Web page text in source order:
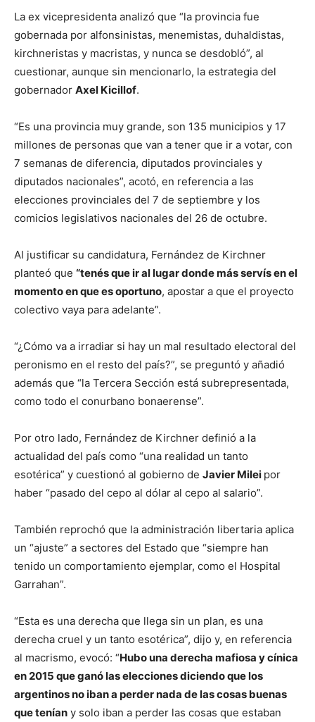
La ex vicepresidenta analizó que “la provincia fue
gobernada por alfonsinistas, menemistas, duhaldistas,
kirchneristas y macristas, y nunca se desdobló”, al
cuestionar, aunque sin mencionarlo, la estrategia del
gobernador Axel Kicillof.
“Es una provincia muy grande, son 135 municipios y 17
millones de personas que van a tener que ir a votar, con
7 semanas de diferencia, diputados provinciales y
diputados nacionales”, acotó, en referencia a las
elecciones provinciales del 7 de septiembre y los
comicios legislativos nacionales del 26 de octubre.
Al justificar su candidatura, Fernández de Kirchner
planteó que “tenés que ir al lugar donde más servís en el
momento en que es oportuno, apostar a que el proyecto
colectivo vaya para adelante”.
“¿Cómo va a irradiar si hay un mal resultado electoral del
peronismo en el resto del país?”, se preguntó y añadió
además que “la Tercera Sección está subrepresentada,
como todo el conurbano bonaerense”.
Por otro lado, Fernández de Kirchner definió a la
actualidad del país como “una realidad un tanto
esotérica” y cuestionó al gobierno de Javier Milei por
haber “pasado del cepo al dólar al cepo al salario”.
También reprochó que la administración libertaria aplica
un “ajuste” a sectores del Estado que “siempre han
tenido un comportamiento ejemplar, como el Hospital
Garrahan”.
“Esta es una derecha que llega sin un plan, es una
derecha cruel y un tanto esotérica”, dijo y, en referencia
al macrismo, evocó: “Hubo una derecha mafiosa y cínica
en 2015 que ganó las elecciones diciendo que los
argentinos no iban a perder nada de las cosas buenas
que tenían y solo iban a perder las cosas que estaban